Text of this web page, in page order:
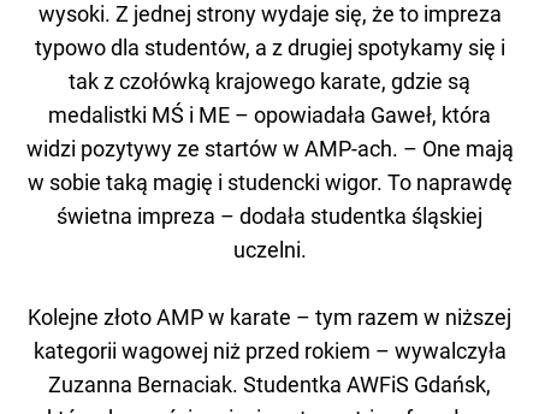
wysoki. Z jednej strony wydaje się, że to impreza
typowo dla studentów, a z drugiej spotykamy się i
tak z czołówką krajowego karate, gdzie są
medalistki MŚ i ME – opowiadała Gaweł, która
widzi pozytywy ze startów w AMP-ach. – One mają
w sobie taką magię i studencki wigor. To naprawdę
świetna impreza – dodała studentka śląskiej
uczelni.
Kolejne złoto AMP w karate – tym razem w niższej
kategorii wagowej niż przed rokiem – wywalczyła
Zuzanna Bernaciak. Studentka AWFiS Gdańsk,